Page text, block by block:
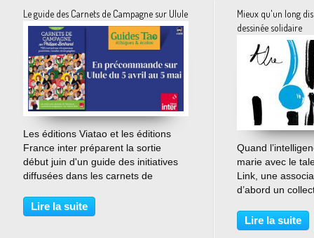
Le guide des Carnets de Campagne sur Ulule
…
Les éditions Viatao et les éditions
France inter préparent la sortie
début juin d'un guide des initiatives
diffusées dans les carnets de
Le guide est en précommande sur la
plateforme Ulule Les meilleures
Lire la suite
Mieux qu'un long
dessinée solidaire
Quand
marie avec le
Link, une
d’abord un
agronome
santé publique,
Lire la suite